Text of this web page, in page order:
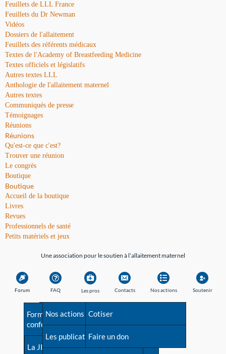
Feuillets de LLL France
Feuillets du Dr Newman
Vidéos
Dossiers de l'allaitement
Feuillets des référents médicaux
Textes de l'Academy of Breastfeeding Medicine
Textes officiels et législatifs
Autres textes LLL
Anthologie de l'allaitement maternel
Autres textes
Communiqués de presse
Témoignages
Réunions
Réunions
Qu'est-ce que c'est?
Trouver une réunion
Le congrès
Boutique
Boutique
Accueil de la boutique
Livres
Revues
Professionnels de santé
Petits matériels et jeux
Une association pour le soutien à l’allaitement maternel
Forum FAQ
Avant la naissance
Les débuts
Les pros
Formations et
conférences
La JIA
Contacts
Besoin d'aide?
Répertoire de tous les
contacts
Nos actions
Nos actions
Les publications
Soutenir
Cotiser
Faire un don